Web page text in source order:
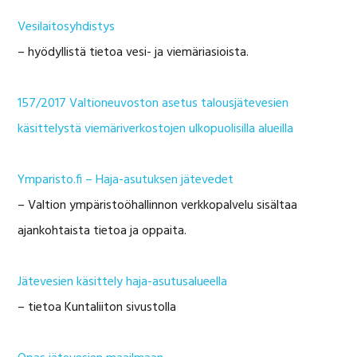
Vesilaitosyhdistys
– hyödyllistä tietoa vesi- ja viemäriasioista.
157/2017 Valtioneuvoston asetus talousjätevesien
käsittelystä viemäriverkostojen ulkopuolisilla alueilla
Ymparisto.fi – Haja-asutuksen jätevedet
– Valtion ympäristoöhallinnon verkkopalvelu sisältaa
ajankohtaista tietoa ja oppaita.
Jätevesien käsittely haja-asutusalueella
– tietoa Kuntaliiton sivustolla